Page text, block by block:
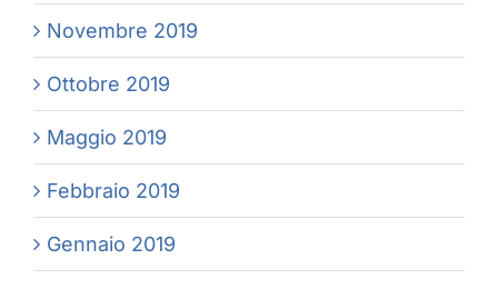
Novembre 2019
Ottobre 2019
Maggio 2019
Febbraio 2019
Gennaio 2019